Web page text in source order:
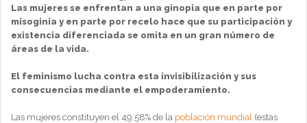
Las mujeres se enfrentan a una ginopia que en parte por
misoginia y en parte por recelo hace que su participación y
existencia diferenciada se omita en un gran número de
áreas de la vida.
El feminismo lucha contra esta invisibilización y sus
consecuencias mediante el empoderamiento.
Las mujeres constituyen el 49,58% de la población mundial (estas